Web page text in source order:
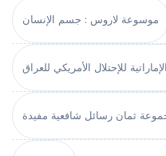
موسوعة لاروس : جسم الإنسان
للإحتلال الأمريكي للعراق
ثمان رسائل شافعية مفيدة